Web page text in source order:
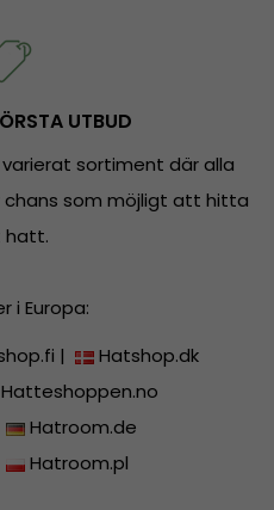
UTBUD
sortiment där alla
chans som möjligt att hitta
i Europa:
|
Hatshop.dk
Hatteshoppen.no
Hatroom.de
Hatroom.pl